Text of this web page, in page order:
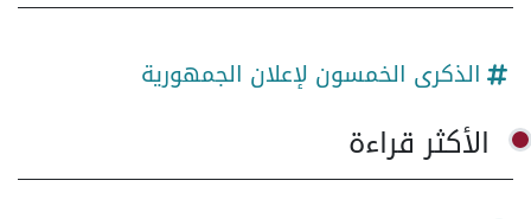
الذكرى الخمسون لإعلان الجمهورية
الأكثر قراءة